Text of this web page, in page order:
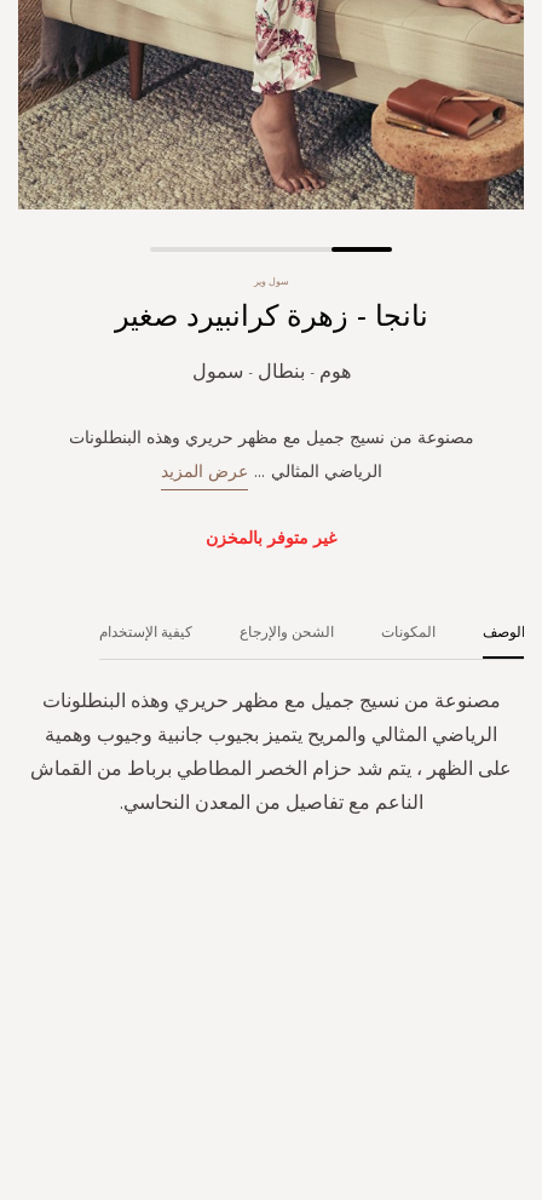
سول وير
نانجا - زهرة كرانبيرد صغير
هوم - بنطال - سمول
مصنوعة من نسيج جميل مع مظهر حريري وهذه البنطلونات
الرياضي المثالي ... عرض المزيد
غير متوفر بالمخزن
الوصف
مصنوعة من نسيج جميل مع مظهر حريري وهذه البنطلونات
الرياضي المثالي والمريح يتميز بجيوب جانبية وجيوب وهمية
على الظهر ، يتم شد حزام الخصر المطاطي برباط من القماش
الناعم مع تفاصيل من المعدن النحاسي.
المكونات الشحن والإرجاع كيفية الإستخدام